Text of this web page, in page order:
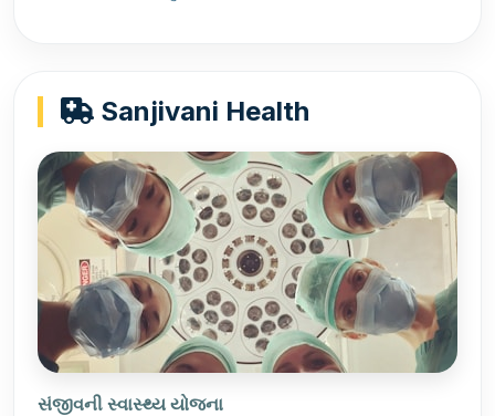
Sanjivani Health
સંજીવની સ્વાસ્થ્ય યોજના